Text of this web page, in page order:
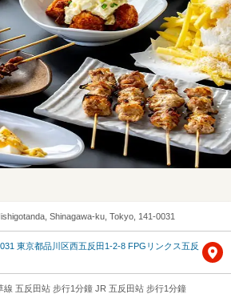
Shinagawa-ku, Tokyo, 141-0031
東京都品川区西五反田1-2-8 FPGリンクス五反
線 五反田站 步行1分鐘 JR 五反田站 步行1分鐘